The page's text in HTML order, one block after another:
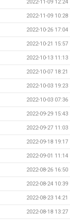
2022-11-09 12:24
2022-11-09 10:28
2022-10-26 17:04
2022-10-21 15:57
2022-10-13 11:13
2022-10-07 18:21
2022-10-03 19:23
2022-10-03 07:36
2022-09-29 15:43
2022-09-27 11:03
2022-09-18 19:17
2022-09-01 11:14
2022-08-26 16:50
2022-08-24 10:39
2022-08-23 14:21
2022-08-18 13:27